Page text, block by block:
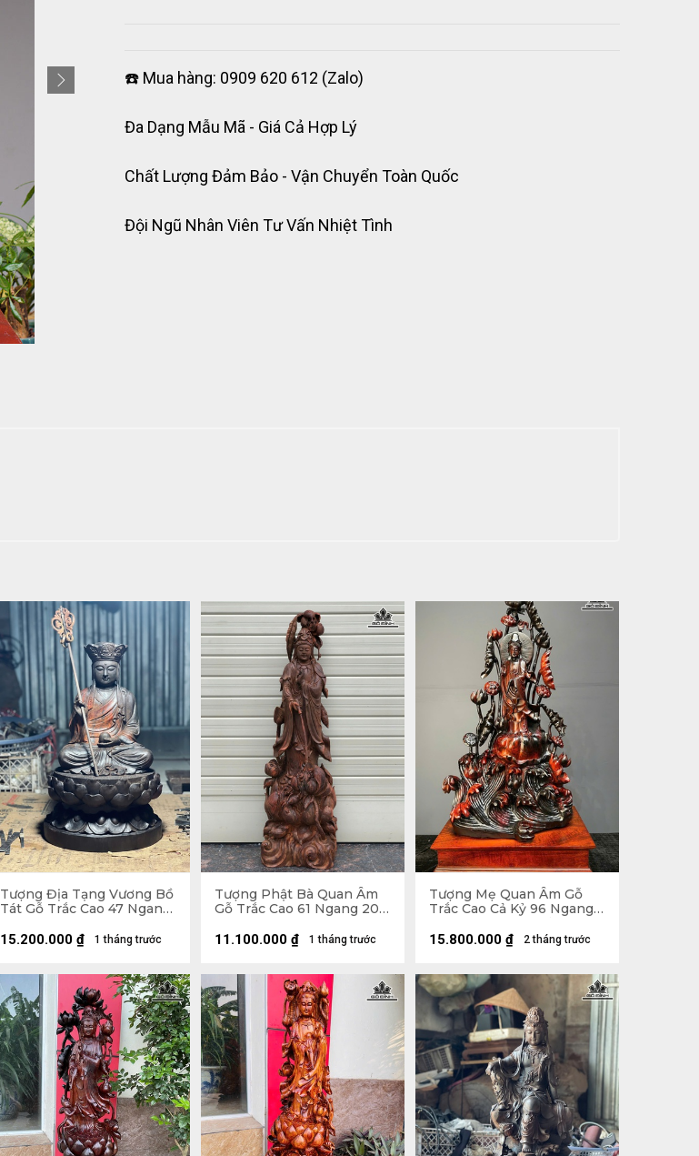
☎️ Mua hàng: 0909 620 612 (Zalo)
Đa Dạng Mẫu Mã - Giá Cả Hợp Lý
Chất Lượng Đảm Bảo - Vận Chuyển Toàn Quốc
Đội Ngũ Nhân Viên Tư Vấn Nhiệt Tình
Tượng Địa Tạng Vương Bồ
Tát Gỗ Trắc Cao 47 Ngang
1 tháng trước
15.200.000 ₫
Tượng Phật Bà Quan Âm
Gỗ Trắc Cao 61 Ngang 20
1 tháng trước
11.100.000 ₫
Tượng Mẹ Quan Âm Gỗ
Trắc Cao Cả Kỷ 96 Ngang
2 tháng trước
15.800.000 ₫